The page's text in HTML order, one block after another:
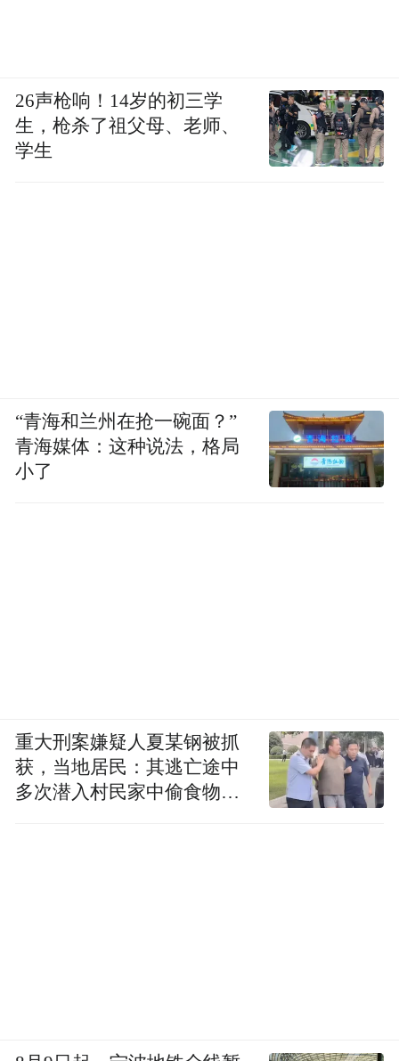
26声枪响！14岁的初三学
生，枪杀了祖父母、老师、
学生
“青海和兰州在抢一碗面？”
青海媒体：这种说法，格局
小了
重大刑案嫌疑人夏某钢被抓
获，当地居民：其逃亡途中
多次潜入村民家中偷食物被